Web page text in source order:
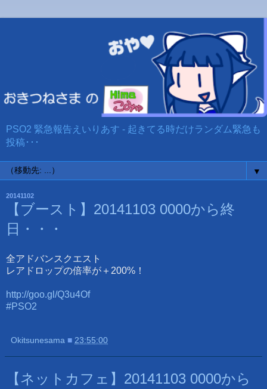
PSO2 緊急報告えいりあす - 起きてる時だけランダム緊急も
投稿･･･
▼
20141102
【ブースト】20141103 0000から終
日・・・
全アドバンスクエスト
レアドロップの倍率が＋200%！
http://goo.gl/Q3u4Of
#PSO2
Okitsunesama ■ 23:55:00
【ネットカフェ】20141103 0000から